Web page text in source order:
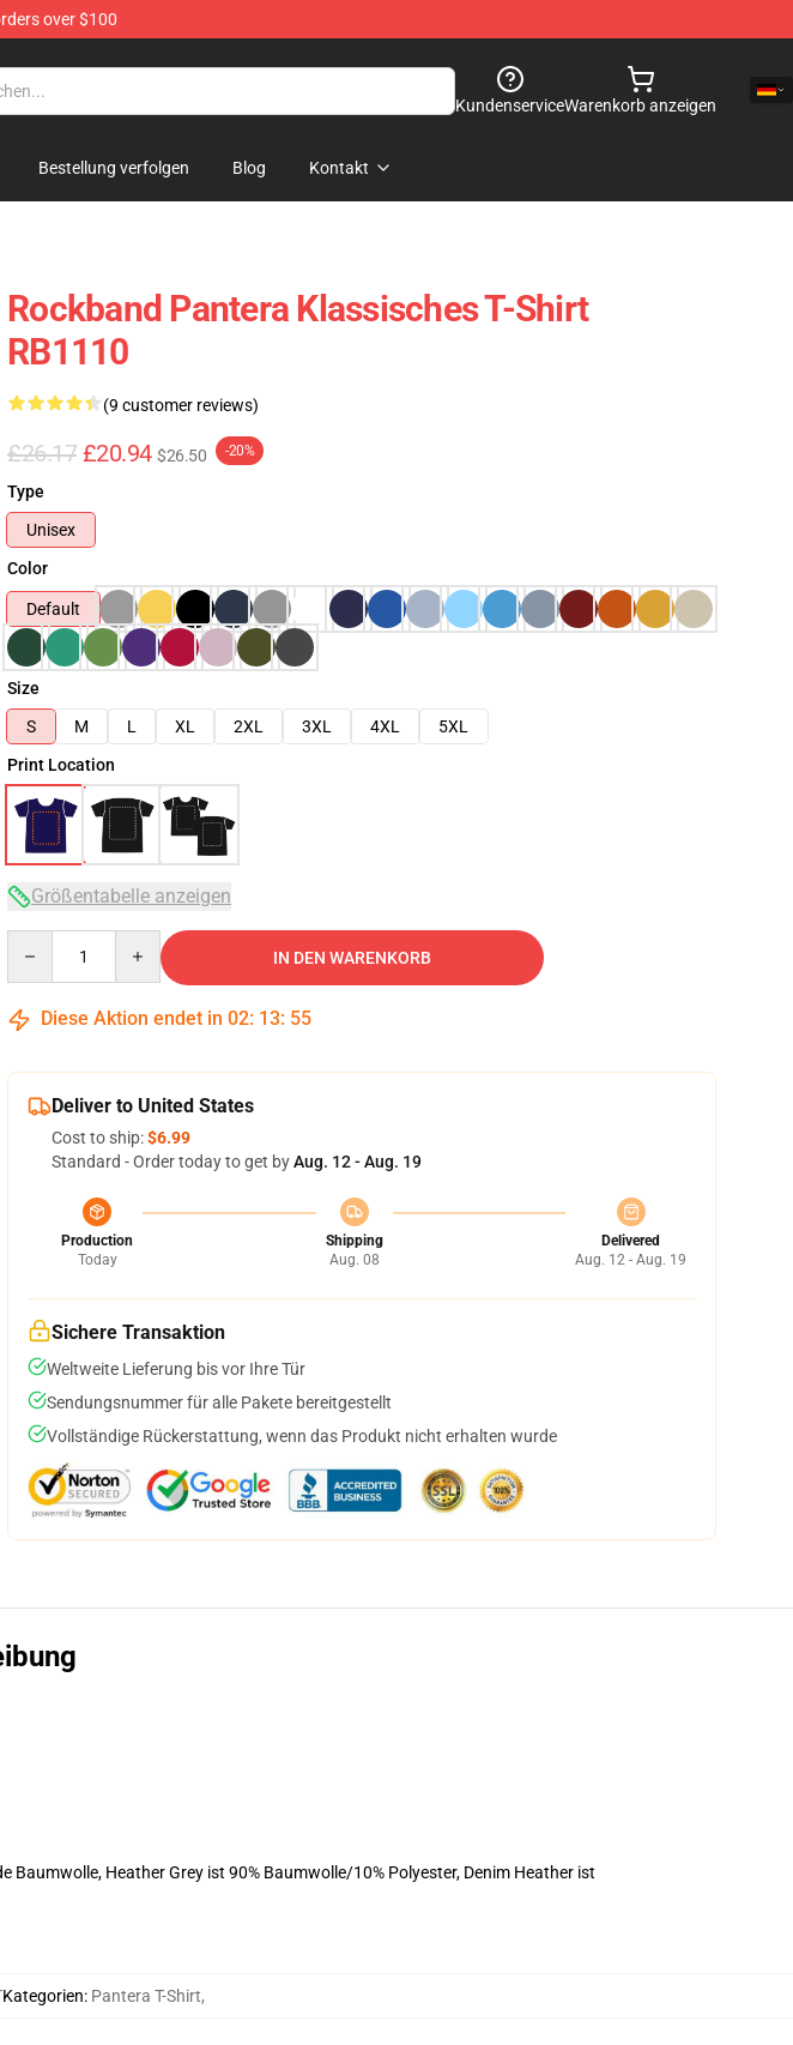
over $100
KundenserviceWarenkorb anzeigen
Bestellung verfolgen Blog Kontakt
Rockband Pantera Klassisches T-Shirt
RB1110
(9 customer reviews)
£26.17 £20.94 $26.50 -20%
Type
Unisex
Color
Default
Size
S
M L XL 2XL 3XL 4XL
5XL
Print Location
Größentabelle anzeigen
IN DEN WARENKORB
Diese Aktion endet in 02: 13: 54
Deliver to United States
Cost to ship:$6.99
Standard - Order today to get byAug. 12 - Aug. 19
Production
Today
Shipping
Aug. 08
Delivered
Aug. 12 - Aug. 19
Sichere Transaktion
Weltweite Lieferung bis vor Ihre Tür
Sendungsnummer für alle Pakete bereitgestellt
Vollständige Rückerstattung, wenn das Produkt nicht erhalten wurde
Heather Grey ist 90% Baumwolle/10% Polyester, Denim Heather ist
Kategorien: Pantera T-Shirt,